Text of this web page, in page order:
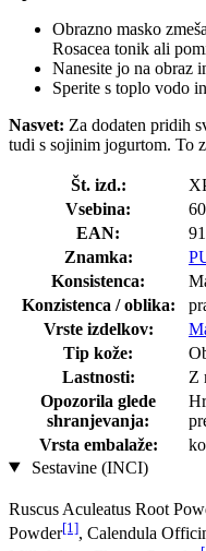
Obrazno masko
Rosacea tonik ali
Nanesite jo na obraz
Sperite s toplo vodo
Nasvet: Za dodaten pridih
tudi s sojinim jogurtom. To
Št. izd.:
Vsebina:
EAN:
Znamka:
Konsistenca:
Konzistenca / oblika:
Vrste izdelkov:
Tip kože:
Lastnosti:
Z
Opozorila glede
shranjevanja:
Vrsta embalaže:
Sestavine (INCI)
Ruscus Aculeatus Root
Powder[1], Calendula